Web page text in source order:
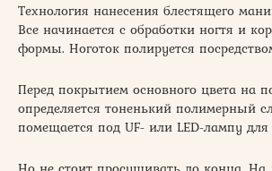
Технология нанесения блестящего
Все начинается с обработки ногтя и
формы. Ноготок полируется
Перед покрытием основного цвета на
определяется тоненький полимерный
помещается под UF- или LED-лампу